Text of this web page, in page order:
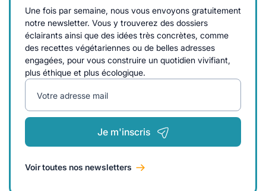
Une fois par semaine, nous vous envoyons gratuitement
notre newsletter. Vous y trouverez des dossiers
éclairants ainsi que des idées très concrètes, comme
des recettes végétariennes ou de belles adresses
engagées, pour vous construire un quotidien vivifiant,
plus éthique et plus écologique.
Votre adresse mail
Je m'inscris
Voir toutes nos newsletters